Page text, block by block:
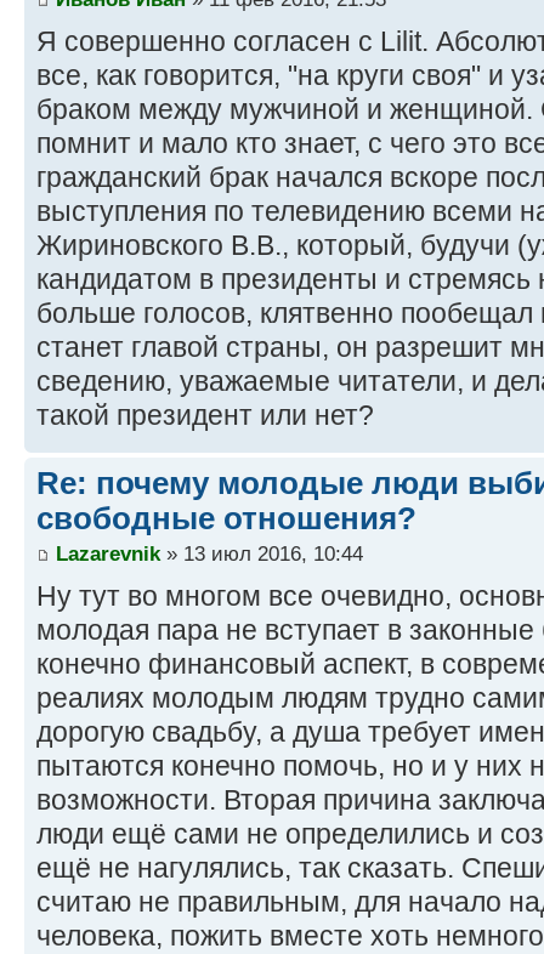
Я совершенно согласен с Lilit.
все, как говорится, "на круги своя" и
браком между мужчиной и женщиной.
помнит и мало кто знает, с чего это
гражданский брак начался вскоре
выступления по телевидению всеми
Жириновского В.В., который, будучи
кандидатом в президенты и стремясь
больше голосов, клятвенно пообещал
станет главой страны, он разрешит
сведению, уважаемые читатели, и
такой президент или нет?
Re: почему молодые люди
свободные отношения?
Lazarevnik» 13 июл 2016, 10:44
Ну тут во многом все очевидно,
молодая пара не вступает в
конечно финансовый аспект, в
реалиях молодым людям трудно
дорогую свадьбу, а душа требует
пытаются конечно помочь, но и у них
возможности. Вторая причина
люди ещё сами не определились и
ещё не нагулялись, так сказать.
считаю не правильным, для начало
человека, пожить вместе хоть